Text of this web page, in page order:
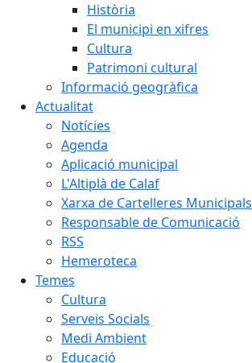
Història
El municipi en xifres
Cultura
Patrimoni cultural
Informació geogràfica
Actualitat
Notícies
Agenda
Aplicació municipal
L'Altiplà de Calaf
Xarxa de Cartelleres Municipals
Responsable de Comunicació
RSS
Hemeroteca
Temes
Cultura
Serveis Socials
Medi Ambient
Educació